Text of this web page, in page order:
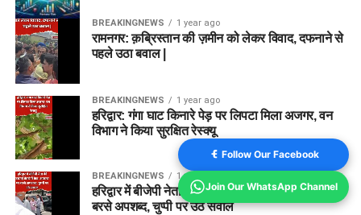
BREAKINGNEWS 1 year ago
रामनगर: क़ब्रिस्तान की ज़मीन को लेकर विवाद, दफनाने से
पहले उठा बवाल |
BREAKINGNEWS 1 year ago
हरिद्वार: गंगा घाट किनारे पेड़ पर लिपटा मिला अजगर, वन
विभाग ने किया सुरक्षित रेस्क्यू
BREAKINGNEWS 1 year ago
हरिद्वार में बीजेपी नेता की दबंगई कैमरे में कैद, अफसर पर
बरसे अपशब्द, चुप्पी पर उठे सवाल
Follow Our Facebook
Join Our WhatsApp Channel